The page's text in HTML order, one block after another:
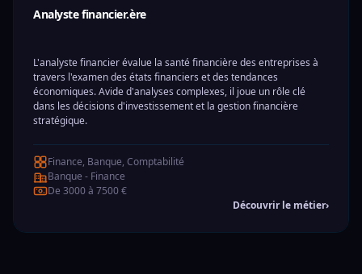
Analyste financier.ère
L'analyste financier évalue la santé financière des entreprises à
travers l'examen des états financiers et des tendances
économiques. Avide d'analyses complexes, il joue un rôle clé
dans les décisions d'investissement et la gestion financière
stratégique.
Finance, Banque, Comptabilité
Banque - Finance
De 3000 à 7500 €
Découvrir le métier›